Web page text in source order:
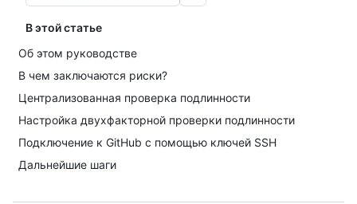
В этой статье
Об этом руководстве
В чем заключаются риски?
Централизованная проверка подлинности
Настройка двухфакторной проверки подлинности
Подключение к GitHub с помощью ключей SSH
Дальнейшие шаги